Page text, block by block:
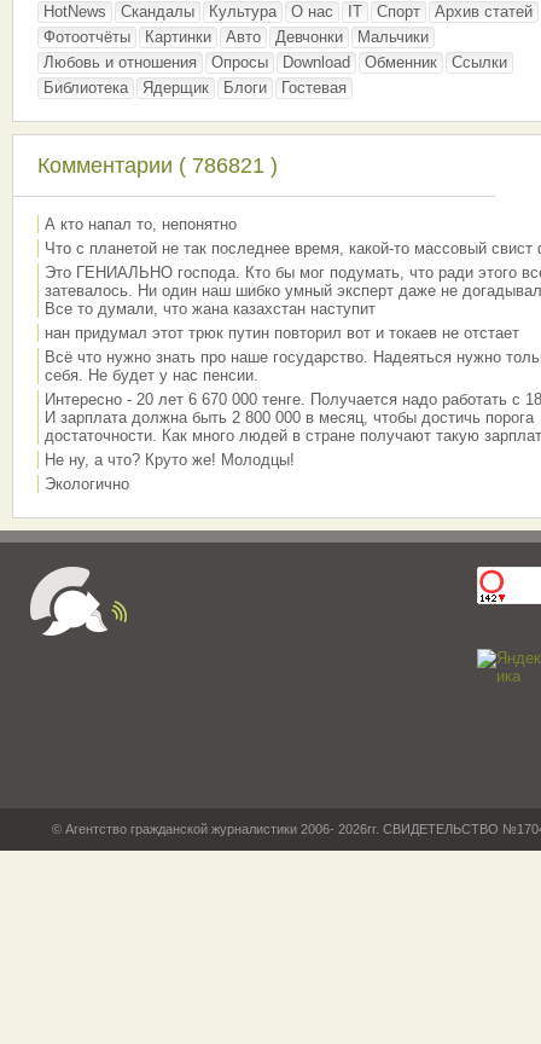
HotNews
Скандалы Культура О нас IT Спорт
Архив статей
Фотоотчёты
Картинки Авто Девчонки
Мальчики
Любовь и отношения
Опросы Download Обменник
Ссылки
Библиотека
Ядерщик Блоги Гостевая
Комментарии ( 786821 )
А кто напал то, непонятно
Что с планетой не так последнее время, какой-то массовый свист
Это ГЕНИАЛЬНО господа. Кто бы мог подумать, что ради этого
затевалось. Ни один наш шибко умный эксперт даже не
Все то думали, что жана казахстан наступит
нан придумал этот трюк путин повторил вот и токаев не отстает
Всё что нужно знать про наше государство. Надеяться нужно
себя. Не будет у нас пенсии.
Интересно - 20 лет 6 670 000 тенге. Получается надо работать с
И зарплата должна быть 2 800 000 в месяц, чтобы достичь порога
достаточности. Как много людей в стране получают такую
Не ну, а что? Круто же! Молодцы!
Экологично
© Агентство гражданской журналистики 2006- 2026гг. СВИДЕТЕЛЬСТВО